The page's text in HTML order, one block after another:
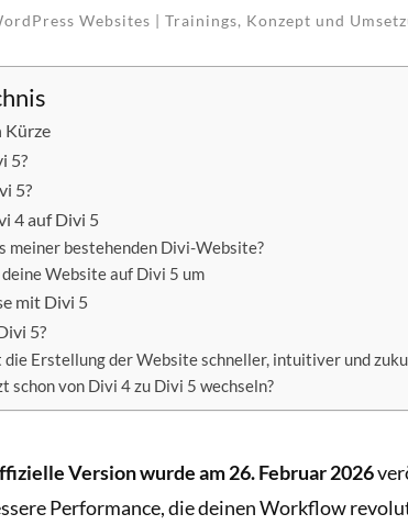
Websites | Trainings, Konzept und
Kürze
5?
5?
4 auf Divi 5
meiner bestehenden Divi-Website?
Website auf Divi 5 um
mit Divi 5
5?
die Erstellung der Website schneller, intuitiver und
schon von Divi 4 zu Divi 5 wechseln?
Version wurde am 26. Februar 2026
Performance, die deinen Workflow